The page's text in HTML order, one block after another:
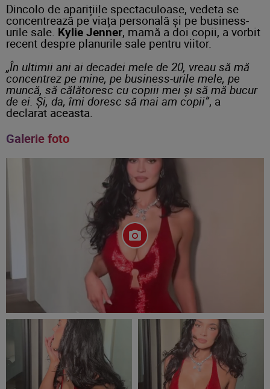
Dincolo de aparițiile spectaculoase, vedeta se
concentrează pe viața personală și pe business-
urile sale. Kylie Jenner, mamă a doi copii, a vorbit
recent despre planurile sale pentru viitor.
„În ultimii ani ai decadei mele de 20, vreau să mă
concentrez pe mine, pe business-urile mele, pe
muncă, să călătoresc cu copiii mei și să mă bucur
de ei. Și, da, îmi doresc să mai am copii”, a
declarat aceasta.
Galerie foto